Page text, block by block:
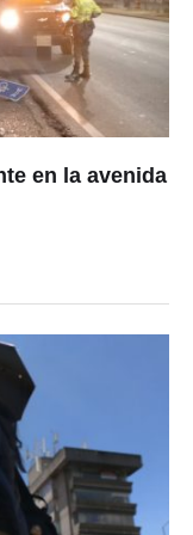
en la avenida